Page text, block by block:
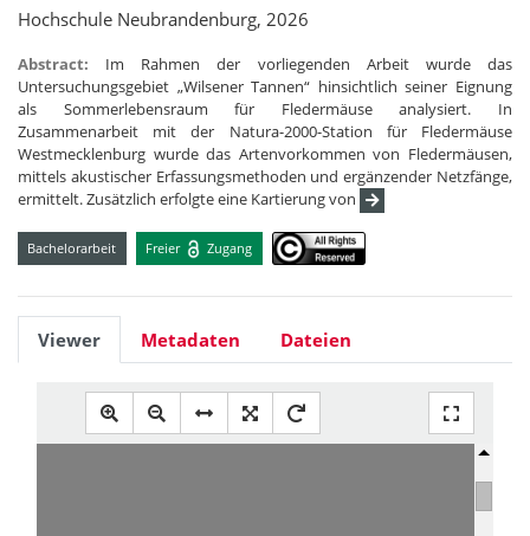
Hochschule Neubrandenburg, 2026
Abstract: Im Rahmen der vorliegenden Arbeit wurde das
Untersuchungsgebiet „Wilsener Tannen“ hinsichtlich seiner Eignung
als Sommerlebensraum für Fledermäuse analysiert. In
Zusammenarbeit mit der Natura-2000-Station für Fledermäuse
Westmecklenburg wurde das Artenvorkommen von Fledermäusen,
mittels akustischer Erfassungsmethoden und ergänzender Netzfänge,
ermittelt. Zusätzlich erfolgte eine Kartierung von
Bachelorarbeit Freier Zugang
Viewer Metadaten Dateien